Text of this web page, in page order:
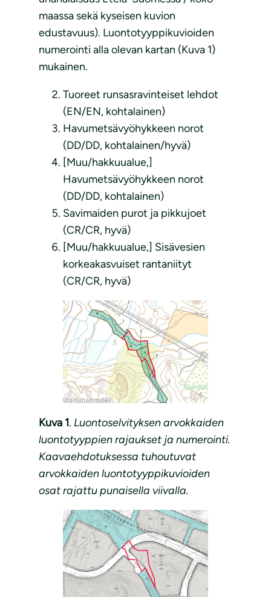
maassa sekä kyseisen kuvion
edustavuus). Luontotyyppikuvioiden
numerointi alla olevan kartan (Kuva 1)
mukainen.
Tuoreet runsasravinteiset lehdot
(EN/EN, kohtalainen)
Havumetsävyöhykkeen norot
(DD/DD, kohtalainen/hyvä)
[Muu/hakkuualue,]
Havumetsävyöhykkeen norot
(DD/DD, kohtalainen)
Savimaiden purot ja pikkujoet
(CR/CR, hyvä)
[Muu/hakkuualue,] Sisävesien
korkeakasvuiset rantaniityt
(CR/CR, hyvä)
Kuva 1. Luontoselvityksen arvokkaiden
luontotyyppien rajaukset ja numerointi.
Kaavaehdotuksessa tuhoutuvat
arvokkaiden luontotyyppikuvioiden
osat rajattu punaisella viivalla.